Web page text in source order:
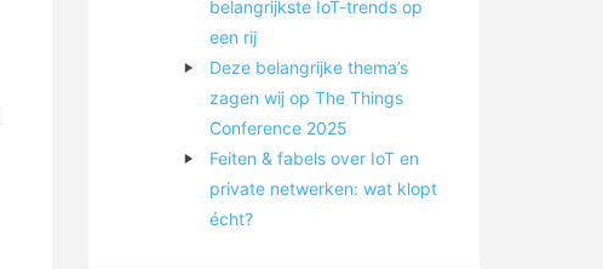
belangrijkste IoT-trends op
een rij
Deze belangrijke thema’s
zagen wij op The Things
Conference 2025
Feiten & fabels over IoT en
private netwerken: wat klopt
écht?